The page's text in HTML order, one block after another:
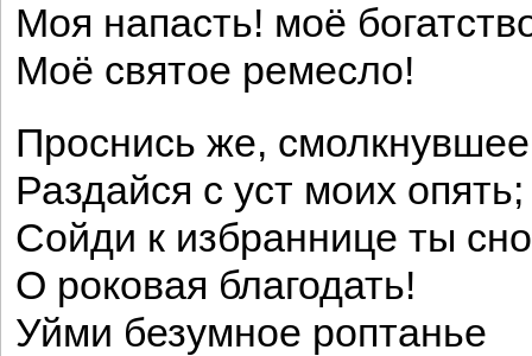
Моя напасть! моё
Моё святое ремесло!
Проснись же,
Раздайся с уст моих опять;
Сойди к избраннице ты
О роковая благодать!
Уйми безумное роптанье